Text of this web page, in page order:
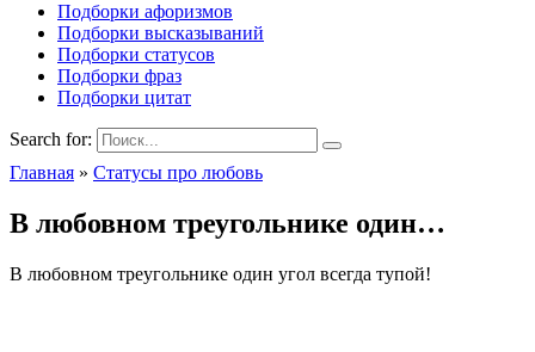
Подборки афоризмов
Подборки высказываний
Подборки статусов
Подборки фраз
Подборки цитат
Search for:
Главная » Статусы про любовь
В любовном треугольнике один…
В любовном треугольнике один угол всегда тупой!